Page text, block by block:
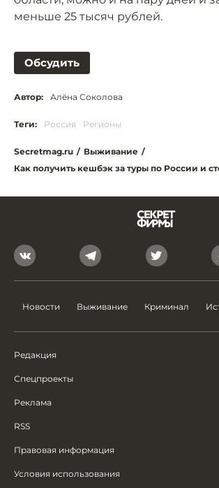
меньше 25 тысяч рублей.
Обсудить
Автор: Алёна Соколова
Теги: Россия Регионы
Secretmag.ru / Выживание /
Как получить кешбэк за туры по России и
Новости Выживание Криминал
Редакция
Спецпроекты
Реклама
RSS
Правовая информация
Условия использования